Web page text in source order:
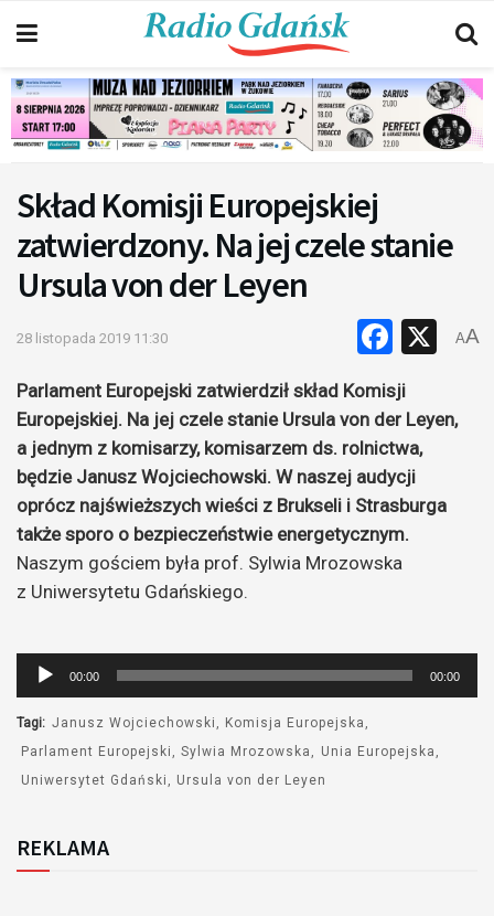
Skład Komisji Europejskiej
zatwierdzony. Na jej czele stanie
Ursula von der Leyen
28 listopada 2019 11:30 X
AA
Parlament Europejski zatwierdził skład Komisji
Europejskiej. Na jej czele stanie Ursula von der Leyen,
a jednym z komisarzy, komisarzem ds. rolnictwa,
będzie Janusz Wojciechowski. W naszej audycji
oprócz najświeższych wieści z Brukseli i Strasburga
także sporo o bezpieczeństwie energetycznym.
Naszym gościem była prof. Sylwia Mrozowska
z Uniwersytetu Gdańskiego.
Odtwarzacz
plików
dźwiękowych
00:00 00:00
Tagi: Janusz Wojciechowski
Komisja Europejska
Parlament Europejski
Sylwia Mrozowska
Unia Europejska
Uniwersytet Gdański
Ursula von der Leyen
REKLAMA